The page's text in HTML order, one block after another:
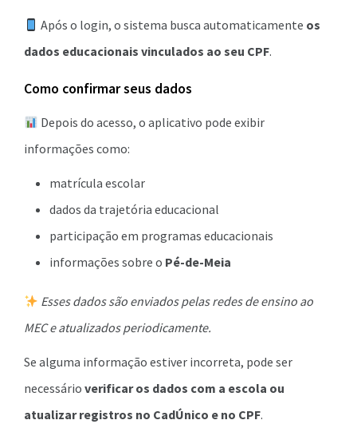
Após o login, o sistema busca automaticamente os
dados educacionais vinculados ao seu CPF.
Como confirmar seus dados
Depois do acesso, o aplicativo pode exibir
informações como:
matrícula escolar
dados da trajetória educacional
participação em programas educacionais
informações sobre o Pé-de-Meia
Esses dados são enviados pelas redes de ensino ao
MEC e atualizados periodicamente.
Se alguma informação estiver incorreta, pode ser
necessário verificar os dados com a escola ou
atualizar registros no CadÚnico e no CPF.